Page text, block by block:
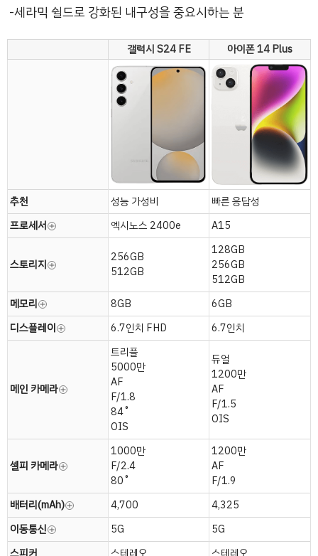
세라믹 쉴드로 강화된 내구성을 중요시하는 분
갤럭시 S24 FE 아이폰 14 Plus
추천 성능 가성비
빠른 응답성
프로세서
엑시노스 2400e A15
스토리지
256GB
512GB
128GB
256GB
512GB
메모리
8GB
6GB
디스플레이
6.7인치 FHD 6.7인치
메인 카메라
트리플
5000만
AF
F/1.8
84˚
OIS
듀얼
1200만
AF
F/1.5
OIS
셀피 카메라
1000만
F/2.4
80˚
1200만
AF
F/1.9
배터리(mAh)
4,700
4,325
이동통신
5G
5G